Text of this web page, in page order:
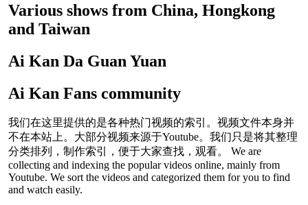
Various shows from China, Hongkong
and Taiwan
Ai Kan Da Guan Yuan
Ai Kan Fans community
我们在这里提供的是各种热门视频的索引。视频文件本身并
不在本站上。大部分视频来源于Youtube。我们只是将其整理
分类排列，制作索引，便于大家查找，观看。 We are
collecting and indexing the popular videos online, mainly from
Youtube. We sort the videos and categorized them for you to find
and watch easily.